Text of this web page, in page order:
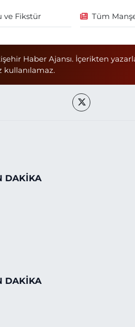
ve Fikstür Tüm
Haber Ajansı. İçerikten
kullanılamaz.
DAKİKA
DAKİKA